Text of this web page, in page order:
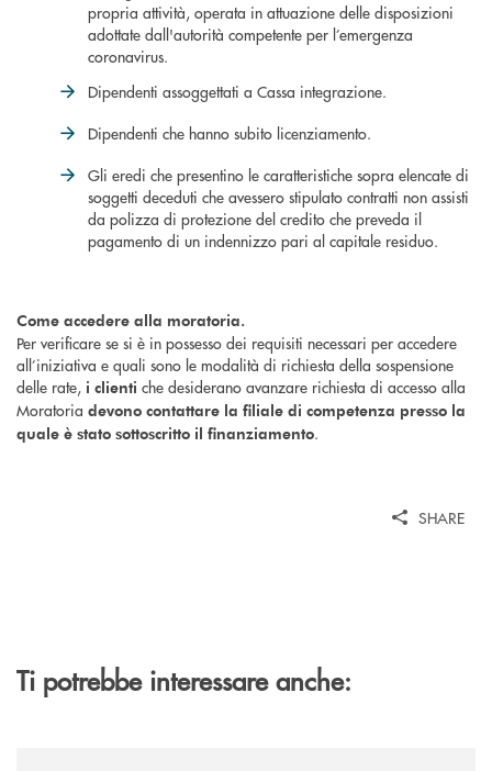
propria attività, operata in attuazione delle disposizioni
adottate dall'autorità competente per l’emergenza
coronavirus.
Dipendenti assoggettati a Cassa integrazione.
Dipendenti che hanno subito licenziamento.
Gli eredi che presentino le caratteristiche sopra elencate di
soggetti deceduti che avessero stipulato contratti non assisti
da polizza di protezione del credito che preveda il
pagamento di un indennizzo pari al capitale residuo.
Come accedere alla moratoria.
Per verificare se si è in possesso dei requisiti necessari per accedere
all’iniziativa e quali sono le modalità di richiesta della sospensione
delle rate, i clienti che desiderano avanzare richiesta di accesso alla
Moratoria devono contattare la filiale di competenza presso la
quale è stato sottoscritto il finanziamento.
SHARE
Ti potrebbe interessare anche: